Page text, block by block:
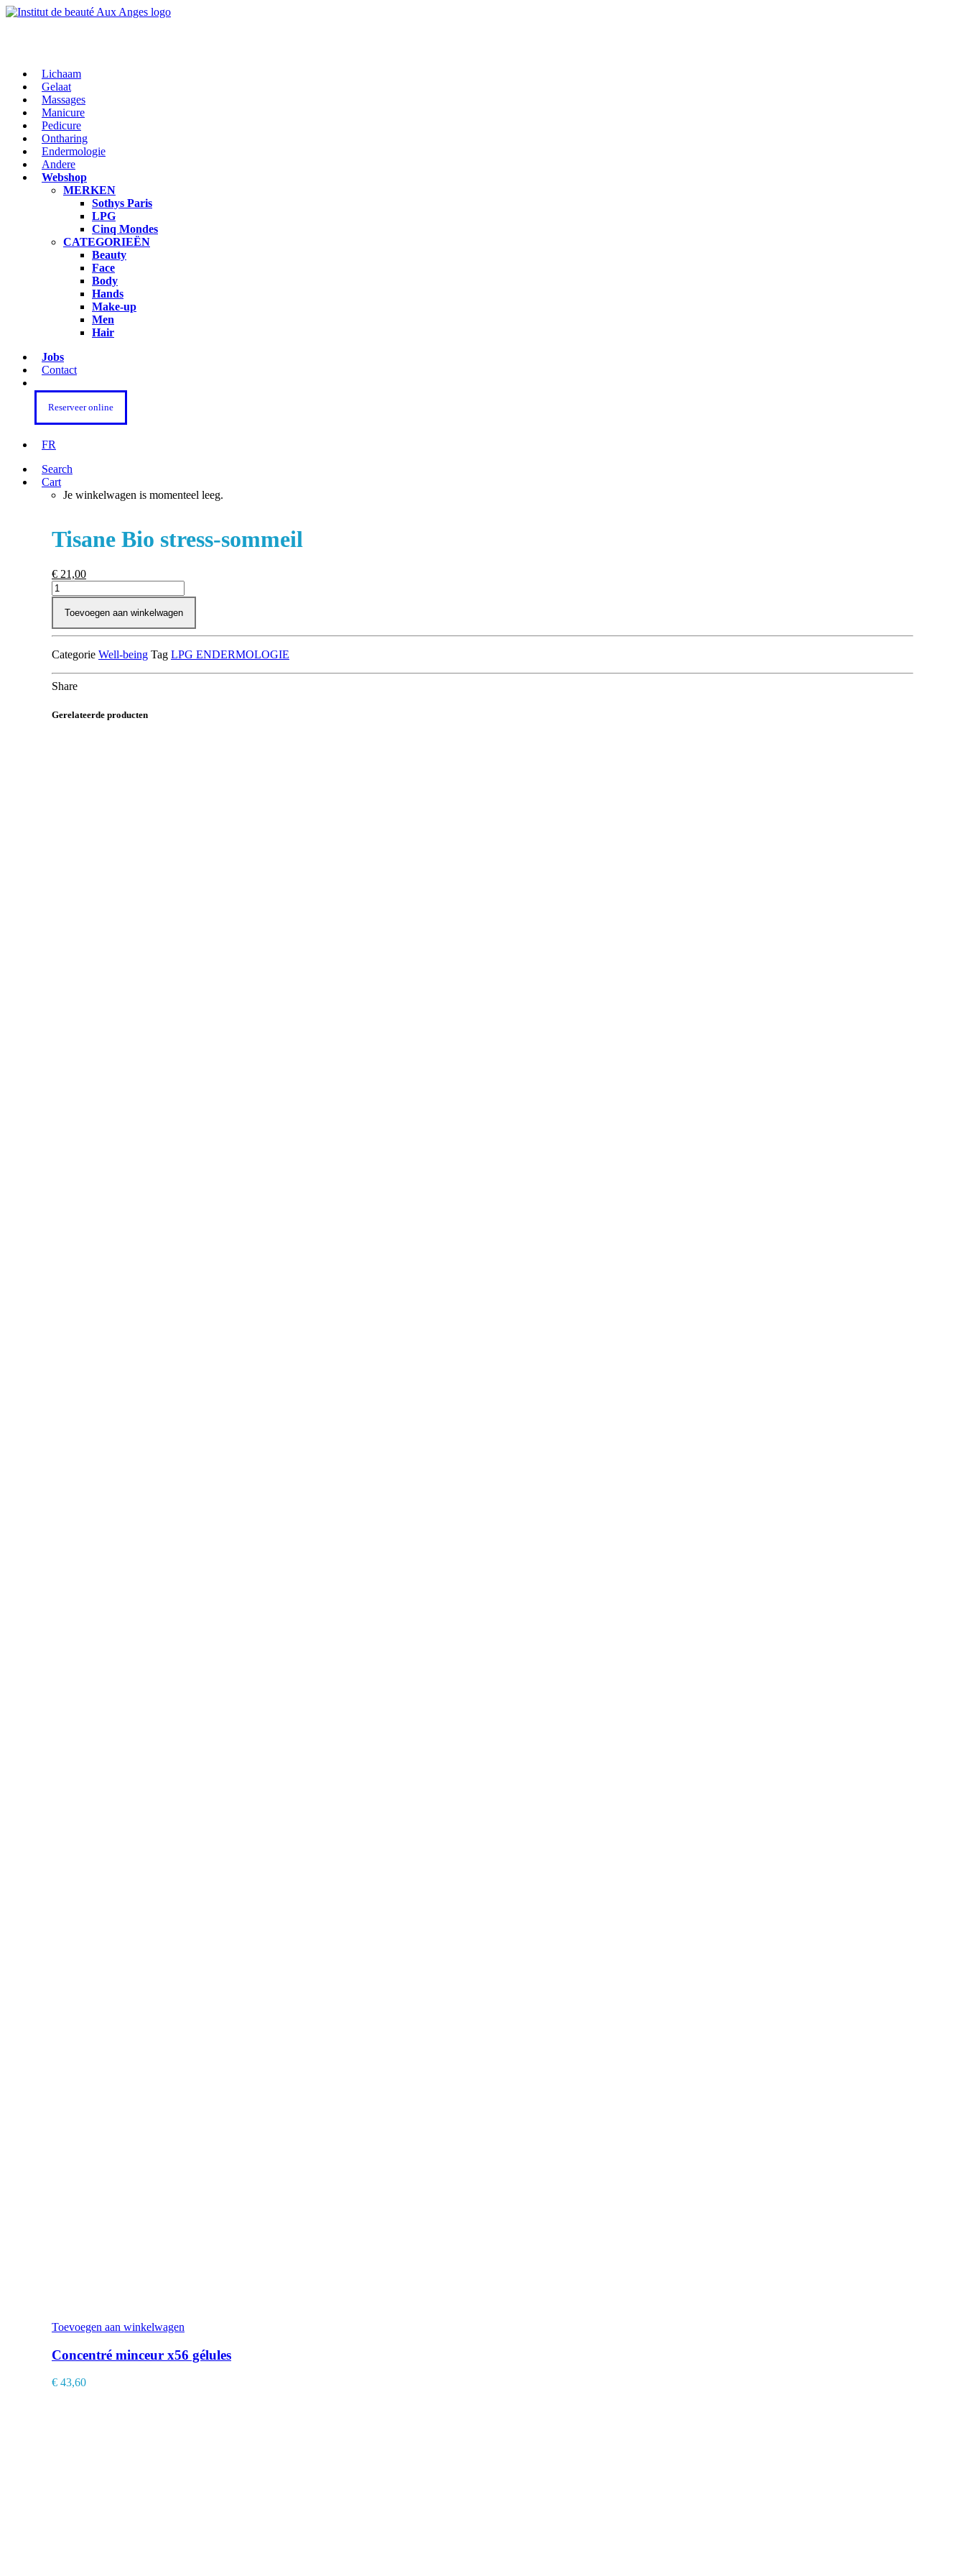
Lichaam
Gelaat
Massages
Manicure
Pedicure
Ontharing
Endermologie
Andere
Webshop
MERKEN
Sothys Paris
LPG
Cinq Mondes
CATEGORIEËN
Beauty
Face
Body
Hands
Make-up
Men
Hair
Jobs
Contact
Reserveer online
FR
Search
Cart
Je winkelwagen is momenteel leeg.
Tisane Bio stress-sommeil
€ 21,00
Tisane
Bio
stress-
sommeil
aantal
Toevoegen aan winkelwagen
Categorie Well-being Tag LPG ENDERMOLOGIE
Share
Gerelateerde producten
Toevoegen aan winkelwagen
Concentré minceur x56 gélules
€ 43,60